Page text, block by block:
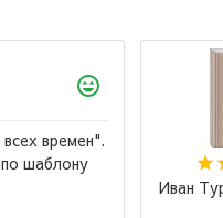
хочется возвращаться
издание, кстати!
коллекционировать
→